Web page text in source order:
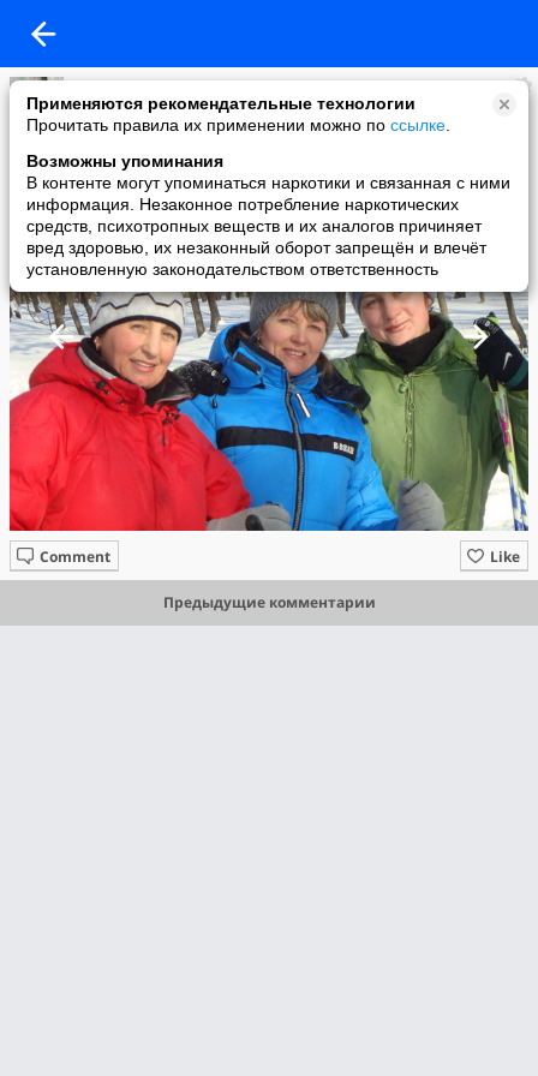
Применяются рекомендательные технологии
Прочитать правила их применении можно по ссылке
Возможны упоминания
В контенте могут упоминаться наркотики и связанная с ними
информация. Незаконное потребление наркотических
средств, психотропных веществ и их аналогов причиняет
вред здоровью, их незаконный оборот запрещён и влечёт
установленную законодательством ответственность
Ольга Токарева
added a photo
15 Jul в 14:39
Like
Comment
Предыдущие комментарии